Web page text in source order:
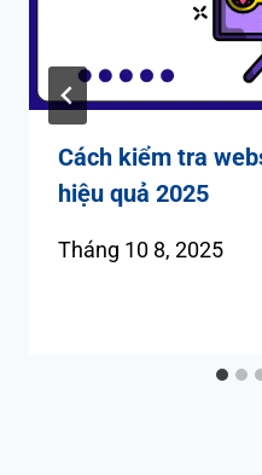
Cách kiểm tra
hiệu quả 2025
Tháng 10 8, 2025